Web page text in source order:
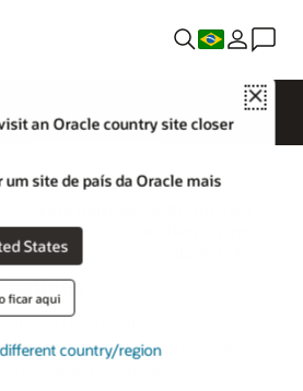
Close
an Oracle country site closer
site de país da Oracle mais
States
ficar aqui
country/region
estão usando as soluções
para impulsionar a inovação e
aos hóspedes.